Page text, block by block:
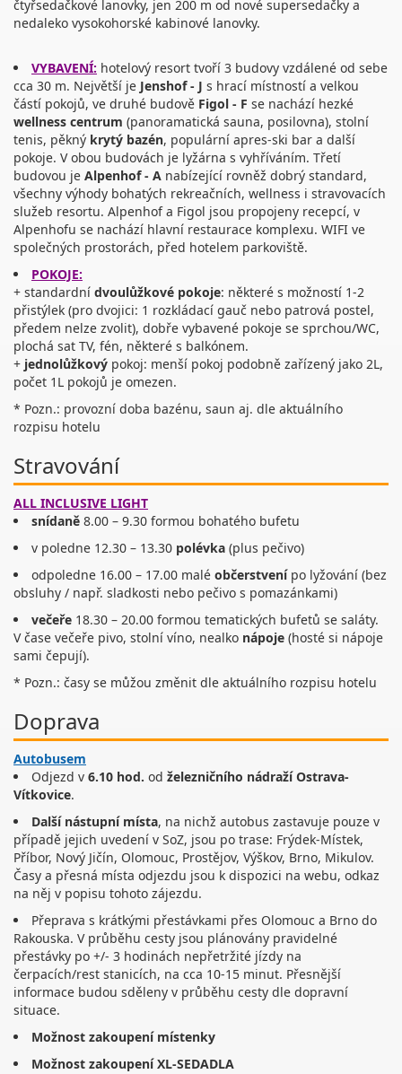
čtyřsedačkové lanovky, jen 200 m od nové supersedačky a
nedaleko vysokohorské kabinové lanovky.
VYBAVENÍ: hotelový resort tvoří 3 budovy vzdálené od sebe
cca 30 m. Největší je Jenshof - J s hrací místností a velkou
částí pokojů, ve druhé budově Figol - F se nachází hezké
wellness centrum (panoramatická sauna, posilovna), stolní
tenis, pěkný krytý bazén, populární apres-ski bar a další
pokoje. V obou budovách je lyžárna s vyhříváním. Třetí
budovou je Alpenhof - A nabízející rovněž dobrý standard,
všechny výhody bohatých rekreačních, wellness i stravovacích
služeb resortu. Alpenhof a Figol jsou propojeny recepcí, v
Alpenhofu se nachází hlavní restaurace komplexu. WIFI ve
společných prostorách, před hotelem parkoviště.
POKOJE:
+ standardní dvoulůžkové pokoje: některé s možností 1-2
přistýlek (pro dvojici: 1 rozkládací gauč nebo patrová postel,
předem nelze zvolit), dobře vybavené pokoje se sprchou/WC,
plochá sat TV, fén, některé s balkónem.
+ jednolůžkový pokoj: menší pokoj podobně zařízený jako 2L,
počet 1L pokojů je omezen.
* Pozn.: provozní doba bazénu, saun aj. dle aktuálního
rozpisu hotelu
Stravování
ALL INCLUSIVE LIGHT
snídaně 8.00 – 9.30 formou bohatého bufetu
v poledne 12.30 – 13.30 polévka (plus pečivo)
odpoledne 16.00 – 17.00 malé občerstvenípo lyžování (bez
obsluhy / např. sladkosti nebo pečivo s pomazánkami)
večeře 18.30 – 20.00 formou tematických bufetů se saláty.
V čase večeře pivo, stolní víno, nealko nápoje (hosté si nápoje
sami čepují).
* Pozn.: časy se můžou změnit dle aktuálního rozpisu hotelu
Doprava
Autobusem
Odjezd v 6.10 hod. od železničního nádraží Ostrava-
Vítkovice.
Další nástupní místa, na nichž autobus zastavuje pouze v
případě jejich uvedení v SoZ, jsou po trase: Frýdek-Místek,
Příbor, Nový Jičín, Olomouc, Prostějov, Výškov, Brno, Mikulov.
Časy a přesná místa odjezdu jsou k dispozici na webu, odkaz
na něj v popisu tohoto zájezdu.
Přeprava s krátkými přestávkami přes Olomouc a Brno do
Rakouska. V průběhu cesty jsou plánovány pravidelné
přestávky po +/- 3 hodinách nepřetržité jízdy na
čerpacích/rest stanicích, na cca 10-15 minut. Přesnější
informace budou sděleny v průběhu cesty dle dopravní
situace.
Možnost zakoupení místenky
Možnost zakoupení XL-SEDADLA